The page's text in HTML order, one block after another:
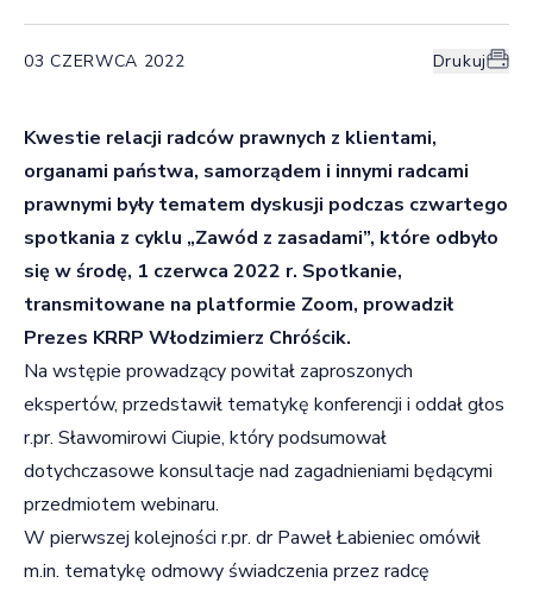
03 CZERWCA 2022 Drukuj
Kwestie relacji radców prawnych z klientami,
organami państwa, samorządem i innymi radcami
prawnymi były tematem dyskusji podczas czwartego
spotkania z cyklu „Zawód z zasadami”, które odbyło
się w środę, 1 czerwca 2022 r. Spotkanie,
transmitowane na platformie Zoom, prowadził
Prezes KRRP Włodzimierz Chróścik.
Na wstępie prowadzący powitał zaproszonych
ekspertów, przedstawił tematykę konferencji i oddał głos
r.pr. Sławomirowi Ciupie, który podsumował
dotychczasowe konsultacje nad zagadnieniami będącymi
przedmiotem webinaru.
W pierwszej kolejności r.pr. dr Paweł Łabieniec omówił
m.in. tematykę odmowy świadczenia przez radcę